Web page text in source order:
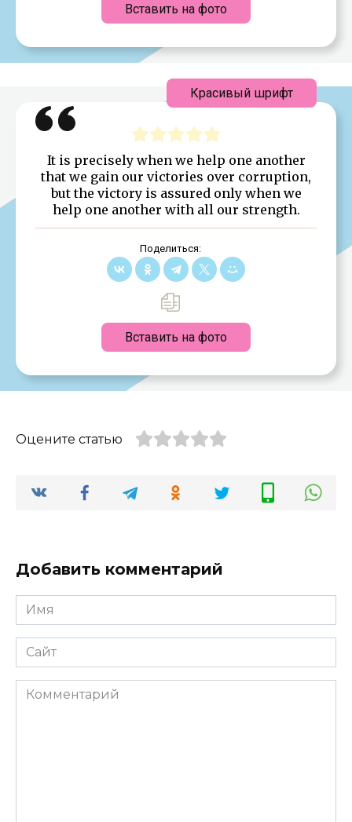
Вставить на фото
It is precisely when we help one another
that we gain our victories over corruption,
but the victory is assured only when we
help one another with all our strength.
Поделиться:
Вставить на фото
Красивый шрифт
Оцените статью
Добавить комментарий
Имя
*
Сайт
Комментарий